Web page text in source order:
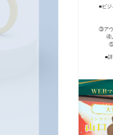
■ビジ
③ア
④
⑤
■